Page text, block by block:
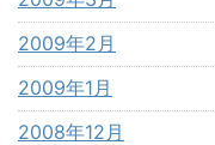
2009年2月
2009年1月
2008年12月